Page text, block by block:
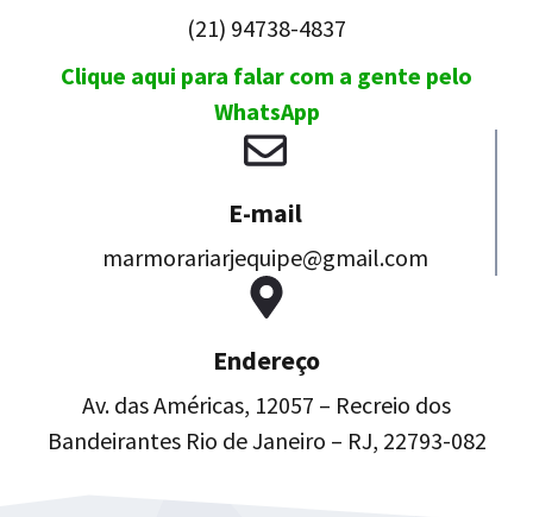
(21) 94738-4837
Clique aqui para falar com a gente pelo
WhatsApp
E-mail
marmorariarjequipe@gmail.com
Endereço
Av. das Américas, 12057 – Recreio dos
Bandeirantes Rio de Janeiro – RJ, 22793-082